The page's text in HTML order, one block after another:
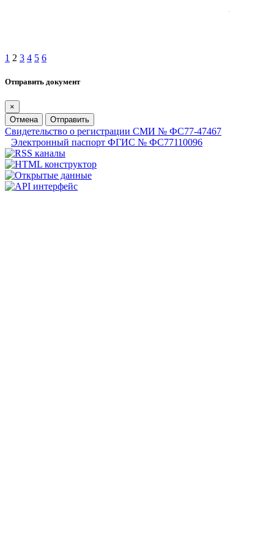
1 2 3 4 5 6
Отправить документ
×
Отмена
Отправить
Свидетельство о регистрации СМИ № ФС77-47467
Электронный паспорт ФГИС № ФС77110096